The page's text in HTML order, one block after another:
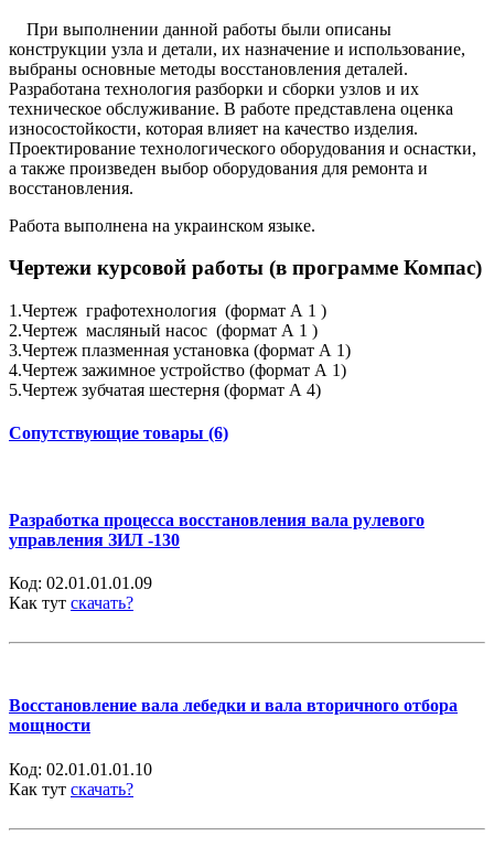
При выполнении данной работы были описаны
конструкции узла и детали, их назначение и использование,
выбраны основные методы восстановления деталей.
Разработана технология разборки и сборки узлов и их
техническое обслуживание. В работе представлена оценка
износостойкости, которая влияет на качество изделия.
Проектирование технологического оборудования и оснастки,
а также произведен выбор оборудования для ремонта и
восстановления.
Работа выполнена на украинском языке.
Чертежи курсовой работы (в программе Компас)
1.Чертеж графотехнология (формат А 1 )
2.Чертеж масляный насос (формат А 1 )
3.Чертеж плазменная установка (формат А 1)
4.Чертеж зажимное устройство (формат А 1)
5.Чертеж зубчатая шестерня (формат А 4)
Сопутствующие товары (6)
Разработка процесса восстановления вала рулевого
управления ЗИЛ -130
Код: 02.01.01.01.09
Как тут скачать?
Восстановление вала лебедки и вала вторичного отбора
мощности
Код: 02.01.01.01.10
Как тут скачать?